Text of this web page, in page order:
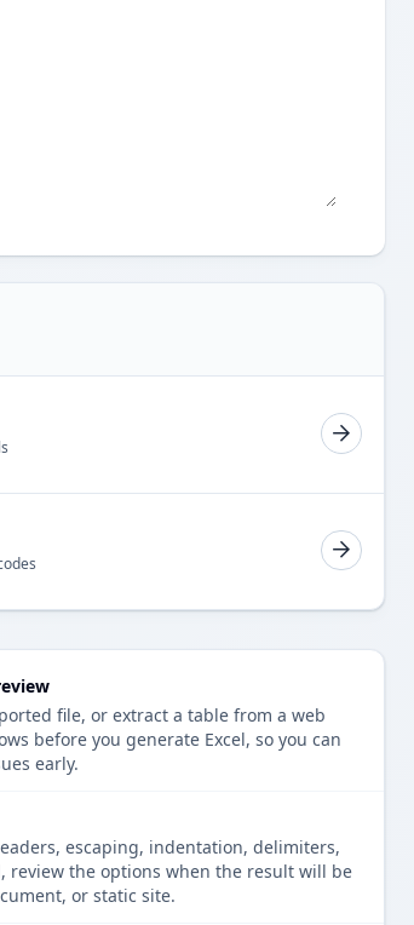
file, or extract a table from a web
before you generate Excel, so you can
early.
escaping, indentation, delimiters,
review the options when the result will be
or static site.